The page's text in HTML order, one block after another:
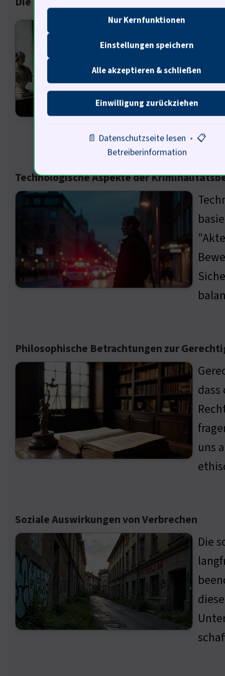
Der
Technologische Aspekte der
Philosophische Betrachtungen zur
uns
Soziale Auswirkungen von Verbrechen
Die
Nur Kernfunktionen
Einstellungen speichern
Alle akzeptieren & schließen
Einwilligung zurückziehen
📄 Datenschutzseite lesen • 📋
Betreiberinformation